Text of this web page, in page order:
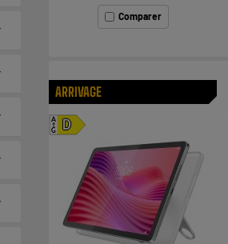
Comparer
ARRIVAGE
D
A
G